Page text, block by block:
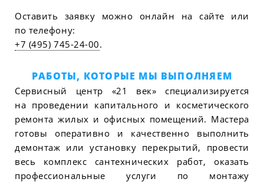
Оставить заявку можно онлайн на сайте или
по телефону:
+7 (495) 745-24-00.
РАБОТЫ, КОТОРЫЕ МЫ ВЫПОЛНЯЕМ
Сервисный центр «21 век» специализируется
на проведении капитального и косметического
ремонта жилых и офисных помещений. Мастера
готовы оперативно и качественно выполнить
демонтаж или установку перекрытий, провести
весь комплекс сантехнических работ, оказать
профессиональные услуги по монтажу